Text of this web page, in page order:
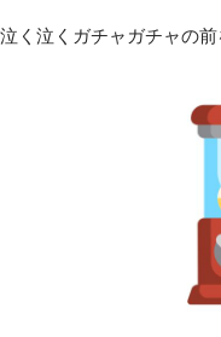
泣く泣くガチャガチャの前